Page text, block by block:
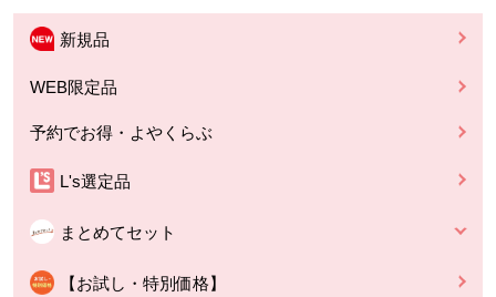
新規品
WEB限定品
予約でお得・よやくらぶ
L's選定品
まとめてセット
【お試し・特別価格】